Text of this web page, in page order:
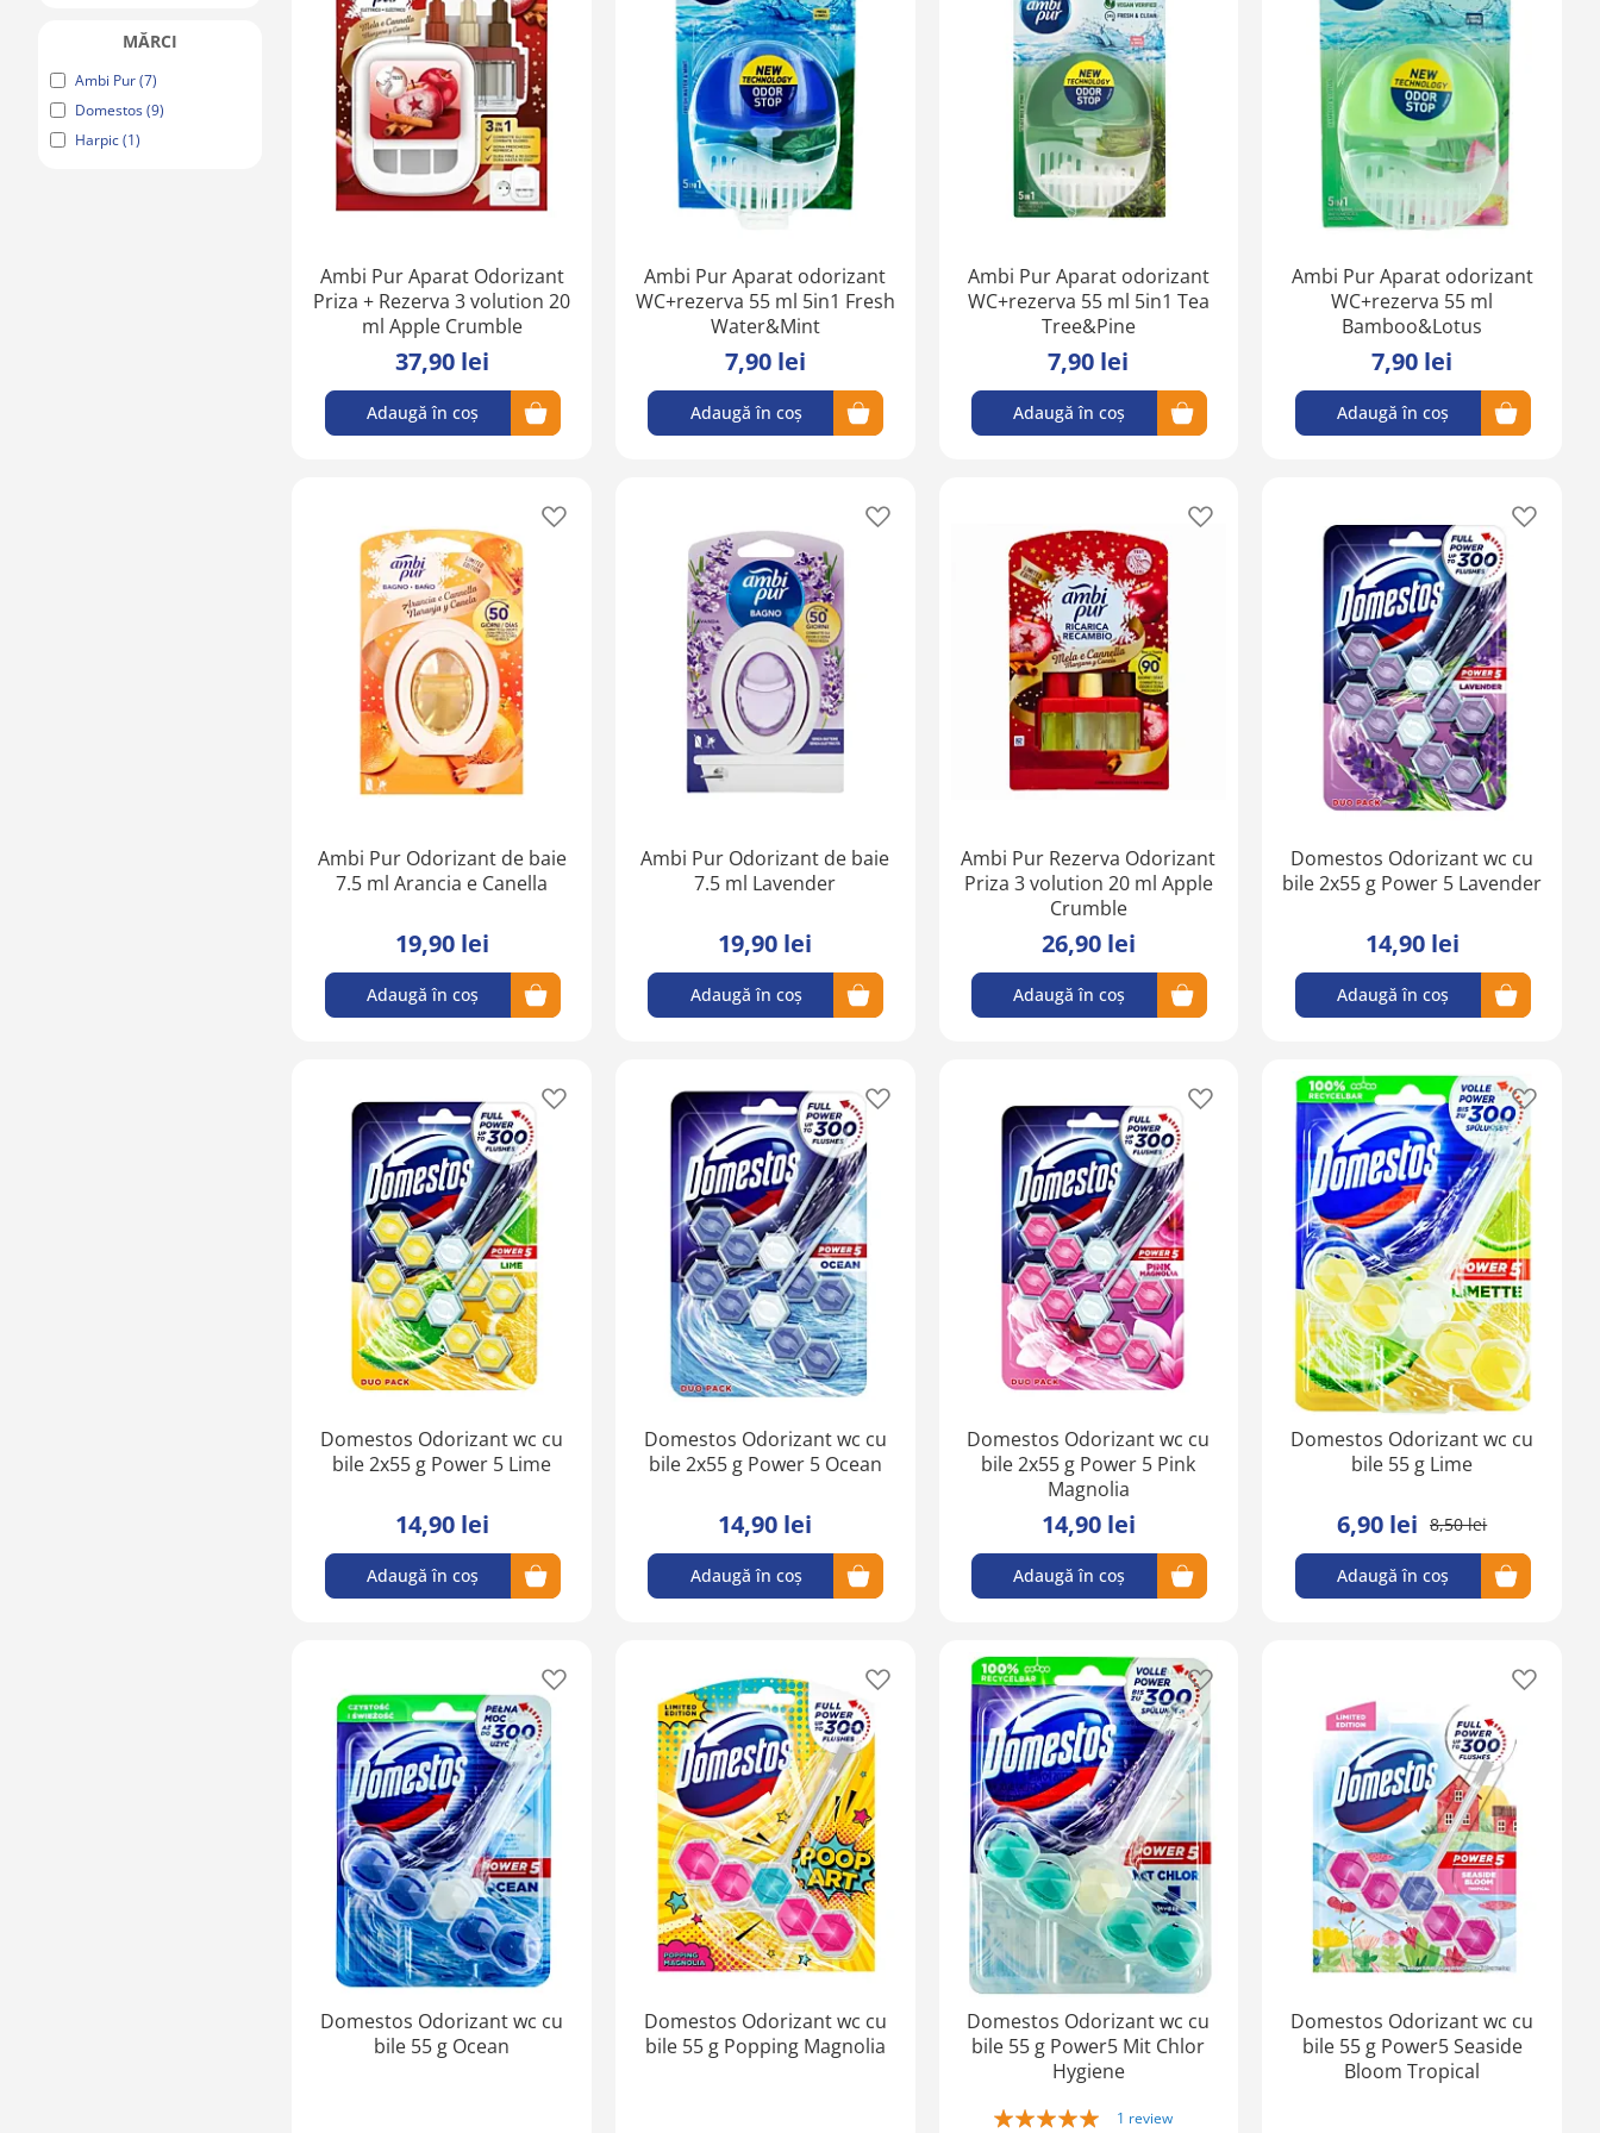
Ambi Pur Aparat Odorizant
Priza + Rezerva 3 volution 20
ml Apple Crumble
37,90 lei
Adaugă în coș
în
favorite
Ambi Pur Aparat odorizant
WC+rezerva 55 ml 5in1 Fresh
Water&Mint
7,90 lei
Adaugă în coș
Ambi Pur Aparat odorizant
WC+rezerva 55 ml 5in1 Tea
Tree&Pine
7,90 lei
Adaugă în coș
Ambi Pur Aparat odorizant
WC+rezerva 55 ml
Bamboo&Lotus
7,90 lei
Adaugă în coș
Ambi Pur Odorizant de baie
7.5 ml Arancia e Canella
19,90 lei
Adaugă în coș
Ambi Pur Odorizant de baie
7.5 ml Lavender
19,90 lei
Adaugă în coș
Ambi Pur Rezerva Odorizant
Priza 3 volution 20 ml Apple
Crumble
26,90 lei
Adaugă în coș
Domestos Odorizant wc cu
bile 2x55 g Power 5 Lavender
14,90 lei
Adaugă în coș
Domestos Odorizant wc cu
bile 2x55 g Power 5 Lime
14,90 lei
Adaugă în coș
Domestos Odorizant wc cu
bile 2x55 g Power 5 Ocean
14,90 lei
Adaugă în coș
Domestos Odorizant wc cu
bile 2x55 g Power 5 Pink
Magnolia
14,90 lei
Adaugă în coș
Domestos Odorizant wc cu
bile 55 g Lime
6,90 lei 8,50 lei
Adaugă în coș
Adaugă
în
lista
de
favorite
Domestos Odorizant wc cu
bile 55 g Ocean
în
de
favorite
Domestos Odorizant wc cu
bile 55 g Popping Magnolia
Adaugă
în
lista
de
favorite
Domestos Odorizant wc cu
bile 55 g Power5 Mit Chlor
Hygiene
Rating:
1 review
Adaugă
în
de
favorite
Domestos Odorizant wc cu
bile 55 g Power5 Seaside
Bloom Tropical
lista
de
MĂRCI
Ambi Pur 7
Domestos 9
Harpic 1